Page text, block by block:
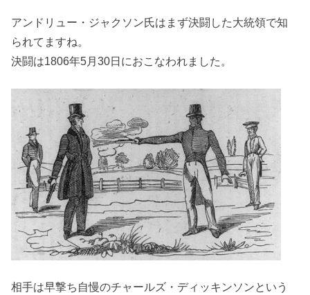
アンドリュー・ジャクソン氏はまず決闘した大統領で知
られてますね。
決闘は1806年5月30日におこなわれました。
相手は早撃ち自慢のチャールズ・ディッキンソンという